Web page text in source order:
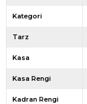
Kategori
Tarz
Kasa
Kasa Rengi
Kadran Rengi